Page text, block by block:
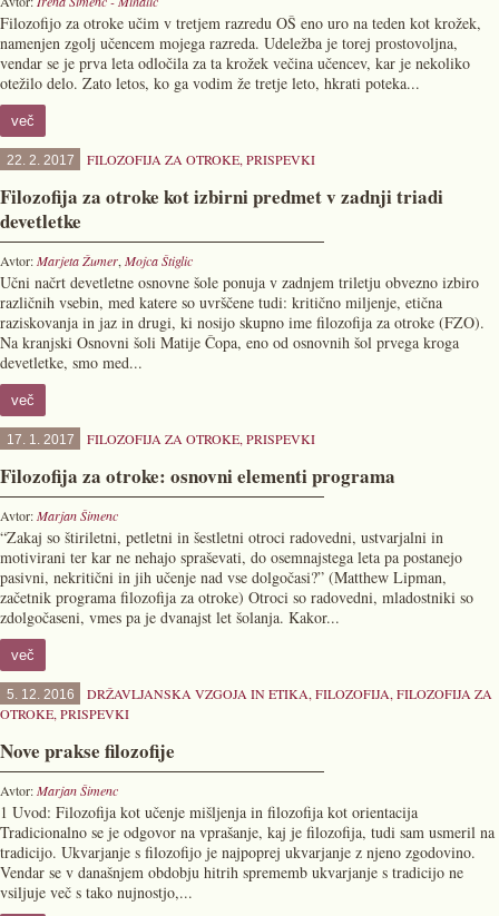
Filozofijo za otroke učim v tretjem razredu OŠ eno uro na teden kot krožek,
namenjen zgolj učencem mojega razreda. Udeležba je torej prostovoljna,
vendar se je prva leta odločila za ta krožek večina učencev, kar je nekoliko
otežilo delo. Zato letos, ko ga vodim že tretje leto, hkrati poteka...
več
22. 2. 2017 FILOZOFIJA ZA OTROKE, PRISPEVKI
Filozofija za otroke kot izbirni predmet v zadnji triadi
devetletke
Avtor:Marjeta Žumer, Mojca Štiglic
Učni načrt devetletne osnovne šole ponuja v zadnjem triletju obvezno izbiro
različnih vsebin, med katere so uvrščene tudi: kritično miljenje, etična
raziskovanja in jaz in drugi, ki nosijo skupno ime filozofija za otroke (FZO).
Na kranjski Osnovni šoli Matije Čopa, eno od osnovnih šol prvega kroga
devetletke, smo med...
več
17. 1. 2017 FILOZOFIJA ZA OTROKE, PRISPEVKI
Filozofija za otroke: osnovni elementi programa
Avtor:Marjan Šimenc
“Zakaj so štiriletni, petletni in šestletni otroci radovedni, ustvarjalni in
motivirani ter kar ne nehajo spraševati, do osemnajstega leta pa postanejo
pasivni, nekritični in jih učenje nad vse dolgočasi?” (Matthew Lipman,
začetnik programa filozofija za otroke) Otroci so radovedni, mladostniki so
zdolgočaseni, vmes pa je dvanajst let šolanja. Kakor...
več
5. 12. 2016 DRŽAVLJANSKA VZGOJA IN ETIKA, FILOZOFIJA, FILOZOFIJA ZA
OTROKE, PRISPEVKI
Nove prakse filozofije
Avtor:Marjan Šimenc
1 Uvod: Filozofija kot učenje mišljenja in filozofija kot orientacija
Tradicionalno se je odgovor na vprašanje, kaj je filozofija, tudi sam usme­ril na
tradicijo. Ukvarjanje s filozofijo je najpoprej ukvarjanje z njeno zgodovino.
Vendar se v današnjem obdobju hitrih sprememb ukvarjanje s tradicijo ne
vsiljuje več s tako nujnostjo,...